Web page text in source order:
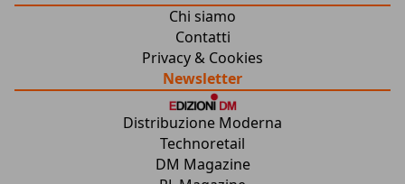
fa-
facebook
fa-
linkedin
fa-
youtube
Chi siamo
Contatti
Privacy & Cookies
Newsletter
Distribuzione Moderna
Technoretail
DM Magazine